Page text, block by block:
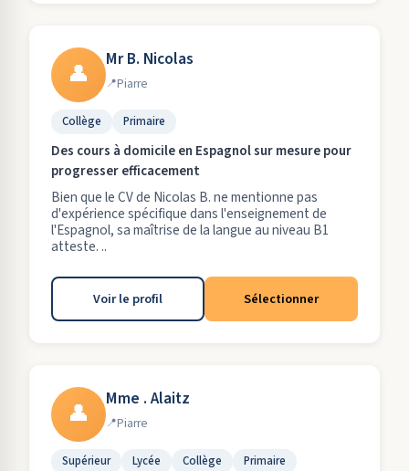
👤 Mr B. Nicolas
Piarre
Collège Primaire
Des cours à domicile en Espagnol sur mesure pour
progresser efficacement
Bien que le CV de Nicolas B. ne mentionne pas
d'expérience spécifique dans l'enseignement de
l'Espagnol, sa maîtrise de la langue au niveau B1
atteste. ..
Voir le profil Sélectionner
👤 Mme . Alaitz
Piarre
Supérieur Lycée Collège Primaire